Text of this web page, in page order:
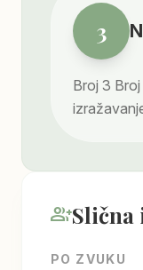
3
Broj 3
group_addSlična
PO ZVUKU